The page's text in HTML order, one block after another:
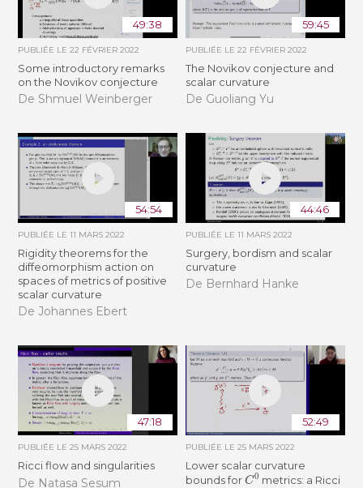
49:38
PUBLIÉE LE22 FÉVRIER 2022
Some introductory remarks
on the Novikov conjecture
De Shmuel Weinberger
59:45
PUBLIÉE LE 22 FÉVRIER 2022
The Novikov conjecture and
scalar curvature
De Guoliang Yu
54:54
PUBLIÉE LE11 MARS 2022
Rigidity theorems for the
diffeomorphism action on
spaces of metrics of positive
scalar curvature
De Johannes Ebert
44:46
PUBLIÉE LE 11 MARS 2022
Surgery, bordism and scalar
curvature
De Bernhard Hanke
47:18
PUBLIÉE LE25 MARS 2022
Ricci flow and singularities
De Natasa Sesum
52:49
PUBLIÉE LE 25 MARS 2022
Lower scalar curvature
bounds forC0metrics: a Ricci